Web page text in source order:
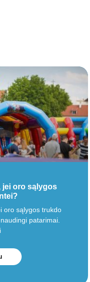
jei oro sąlygos
oro sąlygos trukdo
patarimai.